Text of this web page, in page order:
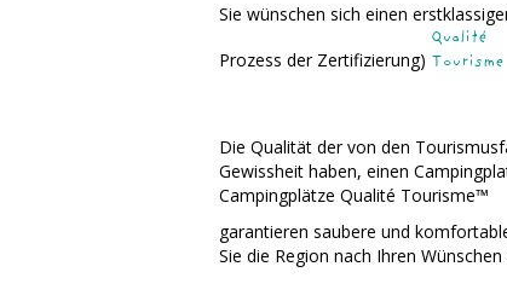
Sie wünschen sich einen
Prozess der Zertifizierung)
Qualité
Tourisme
Die Qualität der von den
Gewissheit haben, einen
Campingplätze Qualité Tourisme™
garantieren saubere und
Sie die Region nach Ihren